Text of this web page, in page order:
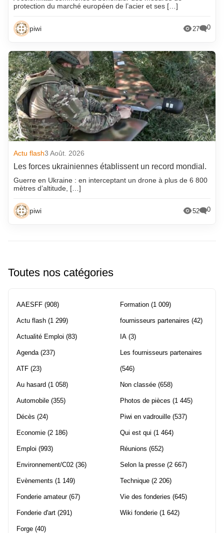
protection du marché européen de l’acier et ses […]
piwi 27 0
Actu flash3 Août. 2026
Les forces ukrainiennes établissent un record mondial.
Guerre en Ukraine : en interceptant un drone à plus de 6 800
mètres d’altitude, […]
piwi 52 0
Toutes nos catégories
AAESFF (908)
Actu flash (1 299)
Actualité Emploi (83)
Agenda(237)
ATF (23)
Au hasard (1 058)
Automobile (355)
Décès (24)
Economie (2 186)
Emploi (993)
Environnement/C02 (36)
Evènements (1 149)
Fonderie amateur(67)
Fonderie d'art (291)
Forge (40)
Formation (1 009)
fournisseurs partenaires (42)
IA (3)
Les fournisseurs partenaires
(546)
Non classée (658)
Photos de pièces (1 445)
Piwi en vadrouille (537)
Qui est qui (1 464)
Réunions (652)
Selon la presse (2 667)
Technique (2 206)
Vie des fonderies (645)
Wiki fonderie (1 642)